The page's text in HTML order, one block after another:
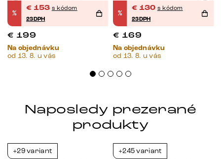
vrecková pružina
%
€ 153 s kódom
23DPH
€ 199
Na objednávku
od 13. 8. u vás
vrecková pružina
%
€ 130 s kódom
23DPH
€ 169
Na objednávku
od 13. 8. u vás
Naposledy prezerané
produkty
+29 variant +245 variant